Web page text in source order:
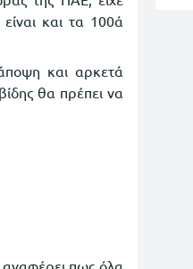
και τα 100ά
και αρκετά
θα πρέπει να
πως όλα